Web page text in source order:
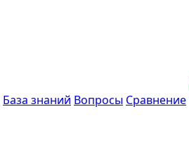
База знаний Вопросы Сравнение